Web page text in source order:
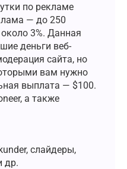
по рекламе
— до 250
3%. Данная
деньги веб-
сайта, но
вам нужно
выплата — $100.
а также
слайдеры,
др.